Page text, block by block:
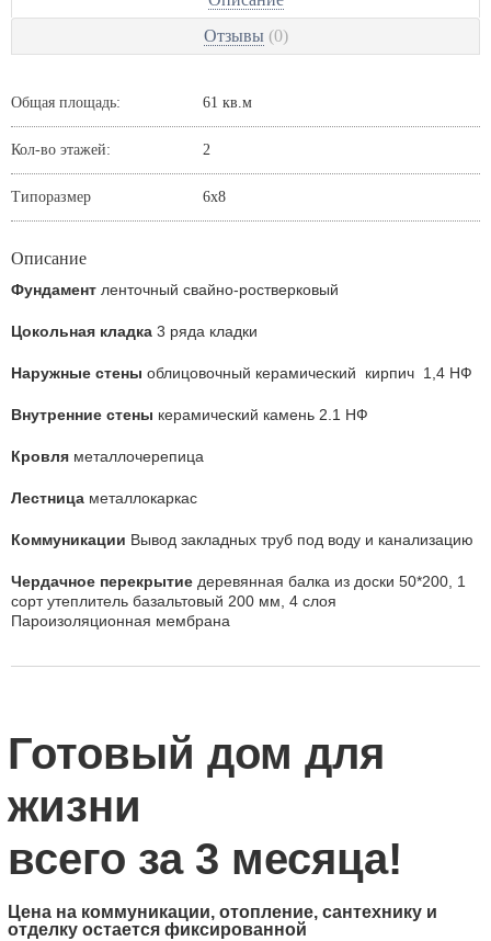
Отзывы (0)
Общая площадь: 61 кв.м
Кол-во этажей: 2
Типоразмер 6х8
Описание
Фундамент ленточный свайно-ростверковый
Цокольная кладка 3 ряда кладки
Наружные стены облицовочный керамический кирпич 1,4 НФ
Внутренние стены керамический камень 2.1 НФ
Кровля металлочерепица
Лестница металлокаркас
Коммуникации Вывод закладных труб под воду и канализацию
Чердачное перекрытие деревянная балка из доски 50*200, 1
сорт утеплитель базальтовый 200 мм, 4 слоя
Пароизоляционная мембрана
Готовый дом для
жизни
всего за 3 месяца!
Цена на коммуникации, отопление, сантехнику и
отделку остается фиксированной